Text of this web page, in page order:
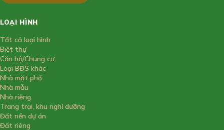
LOẠI HÌNH
Tất cả loại hình
Biệt thự
Căn hộ/Chung cư
Loại BĐS khác
Nhà mặt phố
Nhà mẫu
Nhà riêng
Trang trại, khu nghỉ dưỡng
Đất nền dự án
Đất riêng